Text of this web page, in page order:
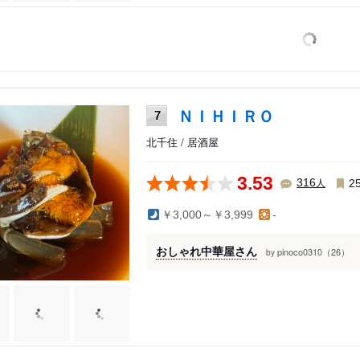
7 ＮＩＨＩＲＯ
北千住 / 居酒屋
3.53 316人
￥3,000～￥3,999 -
おしゃれ中華屋さん by pinoco0310（26）